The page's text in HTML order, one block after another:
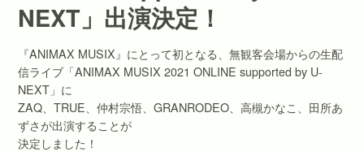
NEXT」出演決定！
『ANIMAX MUSIX』にとって初となる、無観客会場からの生配
信ライブ「ANIMAX MUSIX 2021 ONLINE supported by U-
NEXT」に
ZAQ、TRUE、仲村宗悟、GRANRODEO、高槻かなこ、田所あ
ずさが出演することが
決定しました！